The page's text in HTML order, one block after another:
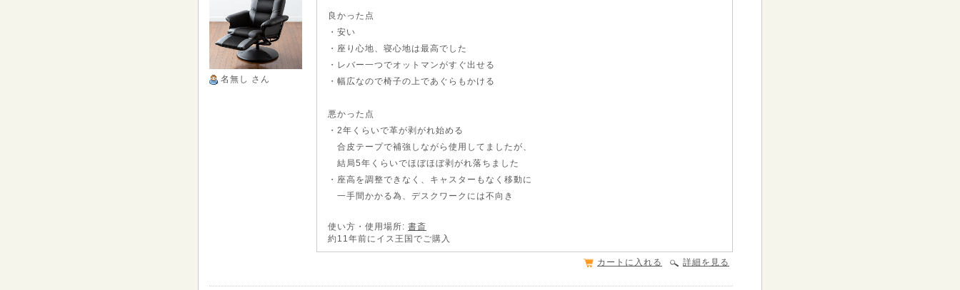
名無し さん
良かった点
・安い
・座り心地、寝心地は最高でした
・レバー一つでオットマンがすぐ出せる
・幅広なので椅子の上であぐらもかける
悪かった点
・2年くらいで革が剥がれ始める
合皮テープで補強しながら使用してましたが、
結局5年くらいでほぼほぼ剥がれ落ちました
・座高を調整できなく、キャスターもなく移動に
一手間かかる為、デスクワークには不向き
使い方・使用場所: 書斎
約11年前にイス王国でご購入
詳細を見る
カートに入れる